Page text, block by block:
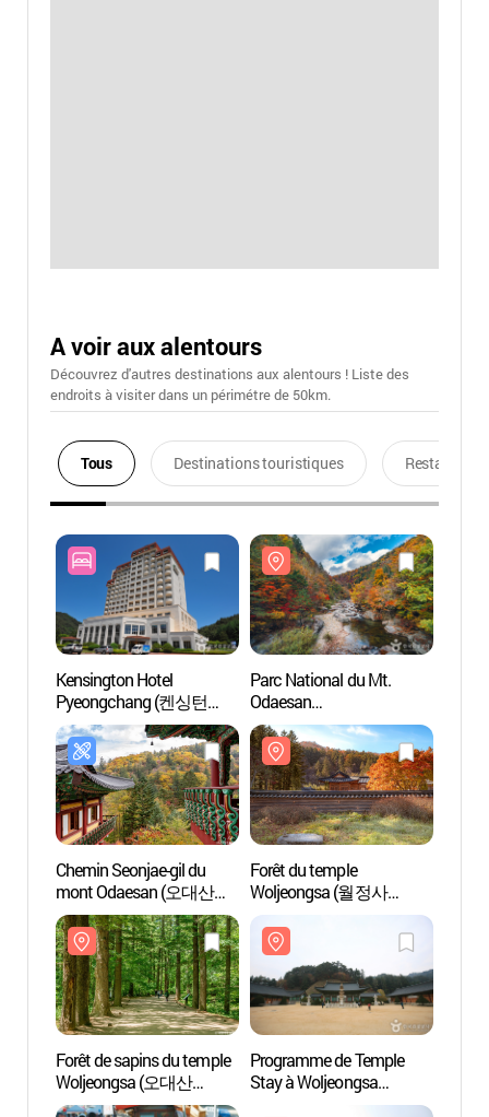
A voir aux alentours
Découvrez d'autres destinations aux alentours ! Liste des
endroits à visiter dans un périmétre de 50km.
Tous Destinations touristiques Restaurants
Kensington Hotel
Pyeongchang (켄싱턴
호텔 평창)
Parc National du Mt.
Odaesan
(오대산국립공원)
Chemin Seonjae-gil du
mont Odaesan (오대산
선재길)
Forêt du temple
Woljeongsa (월정사
전나무숲)
Forêt de sapins du temple
Woljeongsa (오대산
월정사 전나무숲길)
Programme de Temple
Stay à Woljeongsa
(월정사 템플스테이)